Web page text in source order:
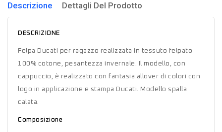
Descrizione Dettagli Del Prodotto
DESCRIZIONE
Felpa Ducati per ragazzo realizzata in tessuto felpato
100% cotone, pesantezza invernale. Il modello, con
cappuccio, è realizzato con fantasia allover di colori con
logo in applicazione e stampa Ducati. Modello spalla
calata.
Composizione